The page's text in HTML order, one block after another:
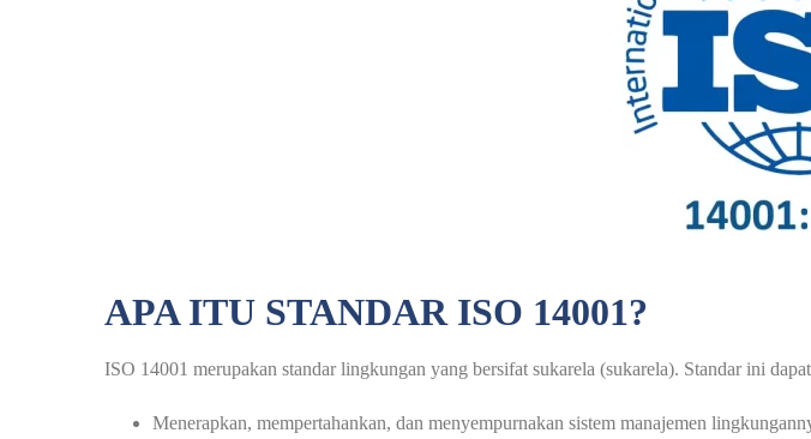
APA ITU STANDAR ISO 14001?
ISO 14001 merupakan standar lingkungan yang bersifat sukarela (sukarela). Standar ini
Menerapkan, mempertahankan, dan menyempurnakan sistem manajemen